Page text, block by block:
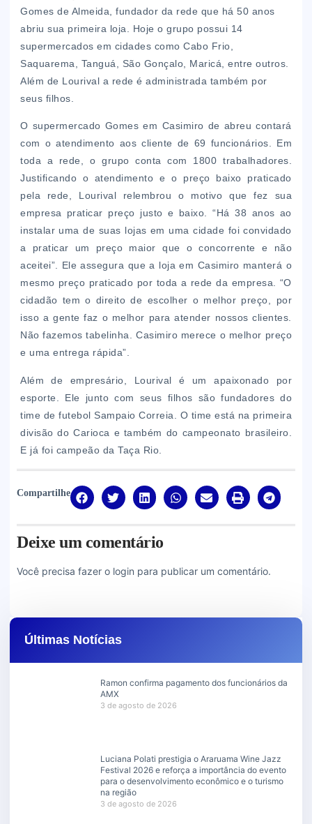
Gomes de Almeida, fundador da rede que há 50 anos
abriu sua primeira loja. Hoje o grupo possui 14
supermercados em cidades como Cabo Frio,
Saquarema, Tanguá, São Gonçalo, Maricá, entre outros.
Além de Lourival a rede é administrada também por
seus filhos.
O supermercado Gomes em Casimiro de abreu contará
com o atendimento aos cliente de 69 funcionários. Em
toda a rede, o grupo conta com 1800 trabalhadores.
Justificando o atendimento e o preço baixo praticado
pela rede, Lourival relembrou o motivo que fez sua
empresa praticar preço justo e baixo. “Há 38 anos ao
instalar uma de suas lojas em uma cidade foi convidado
a praticar um preço maior que o concorrente e não
aceitei”. Ele assegura que a loja em Casimiro manterá o
mesmo preço praticado por toda a rede da empresa. “O
cidadão tem o direito de escolher o melhor preço, por
isso a gente faz o melhor para atender nossos clientes.
Não fazemos tabelinha. Casimiro merece o melhor preço
e uma entrega rápida”.
Além de empresário, Lourival é um apaixonado por
esporte. Ele junto com seus filhos são fundadores do
time de futebol Sampaio Correia. O time está na primeira
divisão do Carioca e também do campeonato brasileiro.
E já foi campeão da Taça Rio.
Compartilhe
Deixe um comentário
Você precisa fazer o login para publicar um comentário.
Últimas Notícias
Ramon confirma pagamento dos funcionários da
AMX
3 de agosto de 2026
Luciana Polati prestigia o Araruama Wine Jazz
Festival 2026 e reforça a importância do evento
para o desenvolvimento econômico e o turismo
na região
3 de agosto de 2026